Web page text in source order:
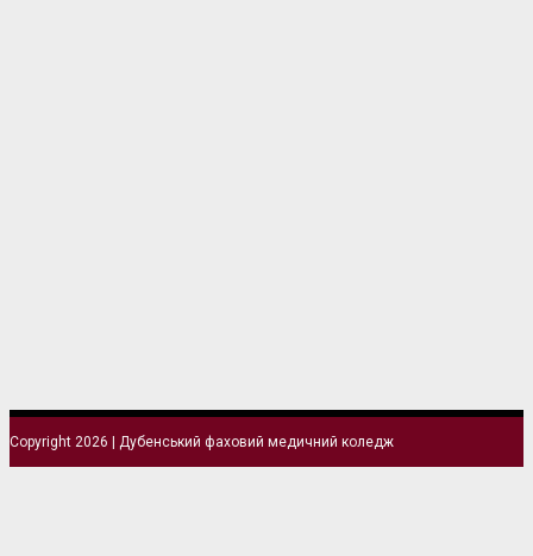
Copyright 2026 | Дубенський фаховий медичний коледж